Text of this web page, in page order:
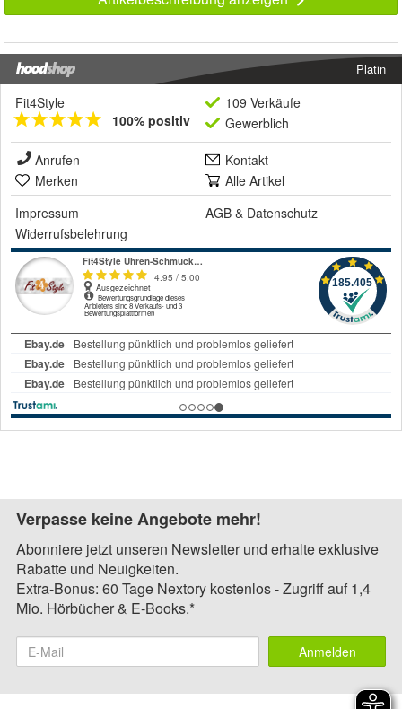
Platin
Fit4Style
100% positiv
109 Verkäufe
Gewerblich
Anrufen
Kontakt
Merken
Alle Artikel
Impressum
AGB & Datenschutz
Widerrufsbelehrung
Verpasse keine Angebote mehr!
Abonniere jetzt unseren Newsletter und erhalte exklusive
Rabatte und Neuigkeiten.
Extra-Bonus: 60 Tage Nextory kostenlos - Zugriff auf 1,4
Mio. Hörbücher & E-Books.*
Anmelden